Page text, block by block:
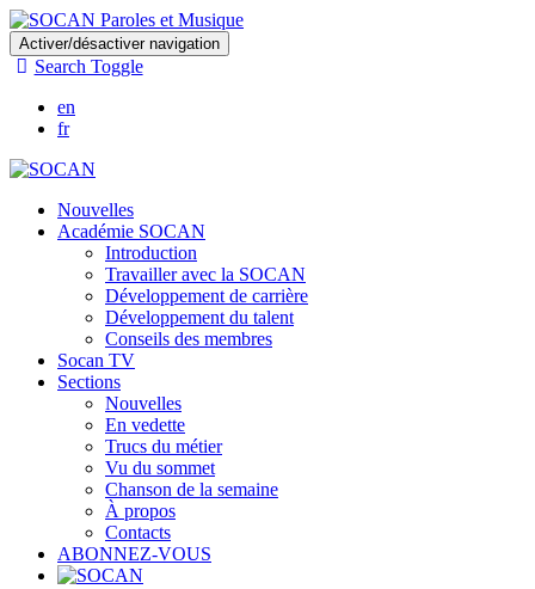
Skip
to
main
content
Activer/désactiver navigation
Search Toggle
en
fr
Nouvelles
Académie SOCAN
Introduction
Travailler avec la SOCAN
Développement de carrière
Développement du talent
Conseils des membres
Socan TV
Sections
Nouvelles
En vedette
Trucs du métier
Vu du sommet
Chanson de la semaine
À propos
Contacts
ABONNEZ-VOUS